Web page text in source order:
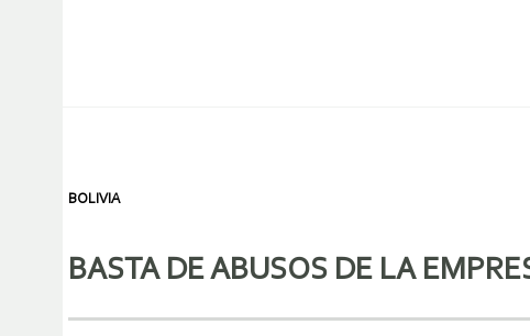
BOLIVIA
BASTA DE ABUSOS DE LA